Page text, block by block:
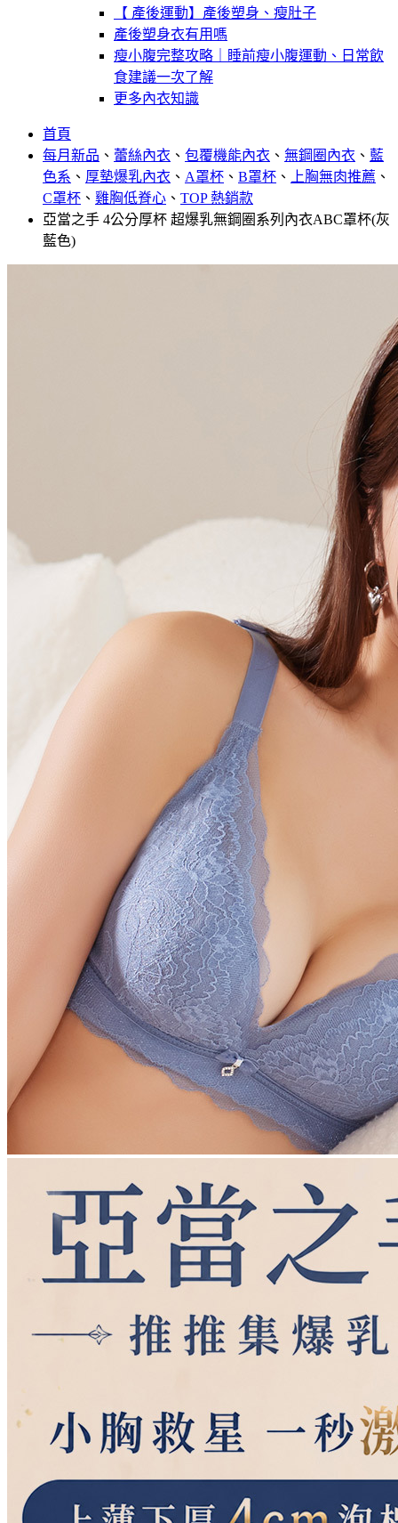
【 產後運動】產後塑身、瘦肚子
產後塑身衣有用嗎
瘦小腹完整攻略｜睡前瘦小腹運動、日常飲
食建議一次了解
更多內衣知識
首頁
每月新品 、 蕾絲內衣 、 包覆機能內衣 、 無鋼圈內衣 、 藍
色系 、 厚墊爆乳內衣 、 A罩杯 、 B罩杯 、 上胸無肉推薦 、
C罩杯 、 雞胸低脊心 、 TOP 熱銷款
亞當之手 4公分厚杯 超爆乳無鋼圈系列內衣ABC罩杯(灰
藍色)